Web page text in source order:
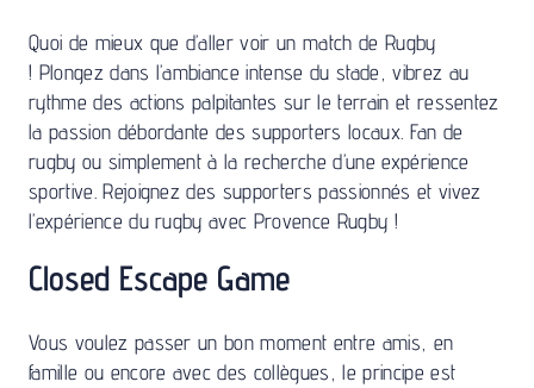
Quoi de mieux que d’aller voir un match de Rugby
! Plongez dans l’ambiance intense du stade, vibrez au
rythme des actions palpitantes sur le terrain et ressentez
la passion débordante des supporters locaux. Fan de
rugby ou simplement à la recherche d’une expérience
sportive. Rejoignez des supporters passionnés et vivez
l’expérience du rugby avec Provence Rugby !
Closed Escape Game
Vous voulez passer un bon moment entre amis, en
famille ou encore avec des collègues, le principe est